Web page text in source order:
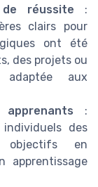
réussite :
clairs pour
ont été
des projets ou
adaptée aux
:
des
en
apprentissage